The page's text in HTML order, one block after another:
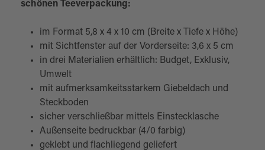
schönen Teeverpackung:
im Format 5,8 x 4 x 10 cm (Breite x Tiefe x Höhe)
mit Sichtfenster auf der Vorderseite: 3,6 x 5 cm
in drei Materialien erhältlich: Budget, Exklusiv,
Umwelt
mit aufmerksamkeitsstarkem Giebeldach und
Steckboden
sicher verschließbar mittels Einstecklasche
Außenseite bedruckbar (4/0 farbig)
geklebt und flachliegend geliefert